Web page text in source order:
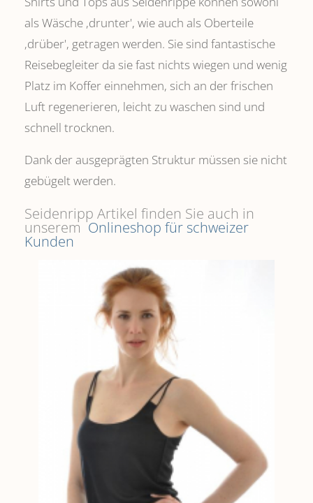
als Wäsche ,drunter', wie auch als Oberteile
‚drüber', getragen werden. Sie sind fantastische
Reisebegleiter da sie fast nichts wiegen und wenig
Platz im Koffer einnehmen, sich an der frischen
Luft regenerieren, leicht zu waschen sind und
schnell trocknen.
Dank der ausgeprägten Struktur müssen sie nicht
gebügelt werden.
Seidenripp Artikel finden Sie auch in
unserem Onlineshop für schweizer
Kunden